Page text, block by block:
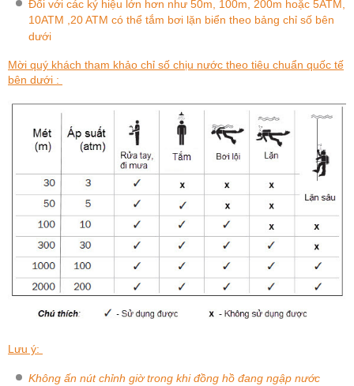
Đối với các ký hiệu lớn hơn như 50m, 100m, 200m hoặc 5ATM,
10ATM ,20 ATM có thể tắm bơi lặn biển theo bảng chỉ số bên
dưới
Mời quý khách tham khảo chỉ số chịu nước theo tiêu chuẩn quốc tế
bên dưới :
Lưu ý:
Không ấn nút chỉnh giờ trong khi đồng hồ đang ngập nước